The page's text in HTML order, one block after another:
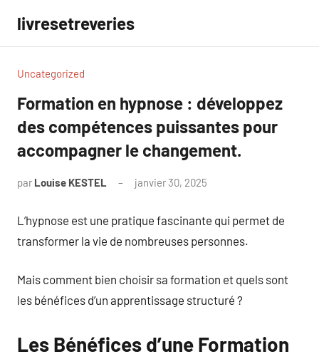
contenu
livresetreveries
Uncategorized
Formation en hypnose : développez
des compétences puissantes pour
accompagner le changement.
par Louise KESTEL janvier 30, 2025
L’hypnose est une pratique fascinante qui permet de
transformer la vie de nombreuses personnes.
Mais comment bien choisir sa formation et quels sont
les bénéfices d’un apprentissage structuré ?
Les Bénéfices d’une Formation